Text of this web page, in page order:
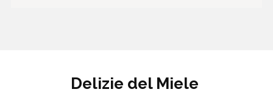
Delizie del Miele